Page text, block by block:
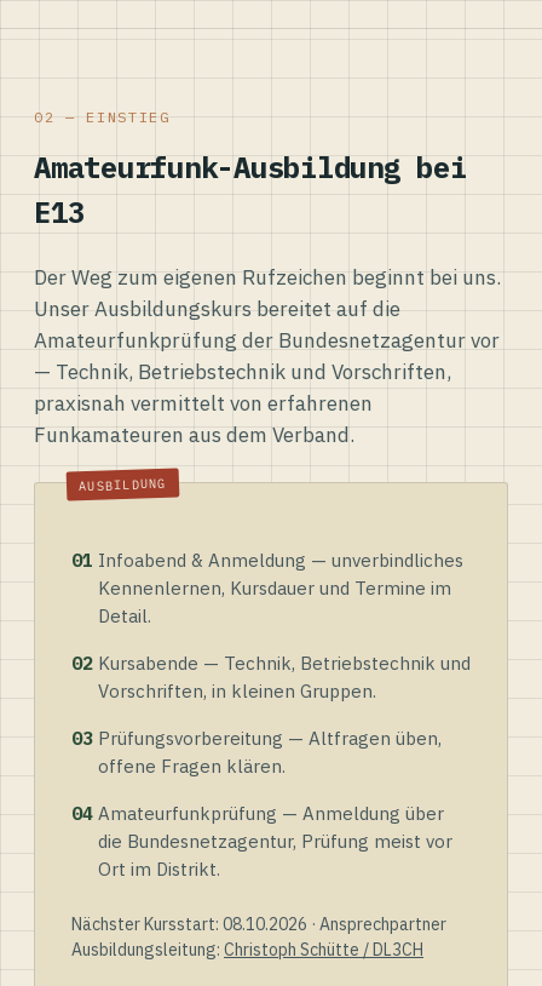
02 — EINSTIEG
Amateurfunk-Ausbildung bei
E13
Der Weg zum eigenen Rufzeichen beginnt bei uns.
Unser Ausbildungskurs bereitet auf die
Amateurfunkprüfung der Bundesnetzagentur vor
— Technik, Betriebstechnik und Vorschriften,
praxisnah vermittelt von erfahrenen
Funkamateuren aus dem Verband.
01 Infoabend & Anmeldung — unverbindliches
Kennenlernen, Kursdauer und Termine im
Detail.
02 Kursabende — Technik, Betriebstechnik und
Vorschriften, in kleinen Gruppen.
03 Prüfungsvorbereitung — Altfragen üben,
offene Fragen klären.
04 Amateurfunkprüfung — Anmeldung über
die Bundesnetzagentur, Prüfung meist vor
Ort im Distrikt.
Nächster Kursstart: 08.10.2026 · Ansprechpartner
Ausbildungsleitung: Christoph Schütte / DL3CH